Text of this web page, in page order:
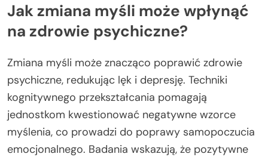
Jak zmiana myśli może wpłynąć
na zdrowie psychiczne?
Zmiana myśli może znacząco poprawić zdrowie
psychiczne, redukując lęk i depresję. Techniki
kognitywnego przekształcania pomagają
jednostkom kwestionować negatywne wzorce
myślenia, co prowadzi do poprawy samopoczucia
emocjonalnego. Badania wskazują, że pozytywne